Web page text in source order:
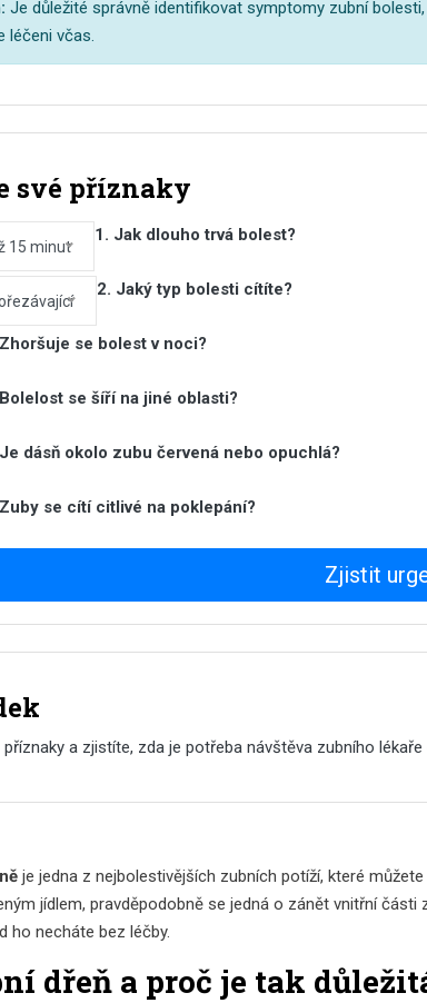
Je důležité správně identifikovat symptomy zubní
léčeni včas.
své příznaky
1. Jak dlouho trvá bolest?
15 minut
2. Jaký typ bolesti cítíte?
se bolest v noci?
se šíří na jiné oblasti?
dásň okolo zubu červená nebo opuchlá?
se cítí citlivé na poklepání?
Zjistit
a zjistíte, zda je potřeba návštěva zubního lékaře
je jedna z nejbolestivějších zubních potíží, které
jídlem, pravděpodobně se jedná o zánět vnitřní části
ho necháte bez léčby.
dřeň a proč je tak